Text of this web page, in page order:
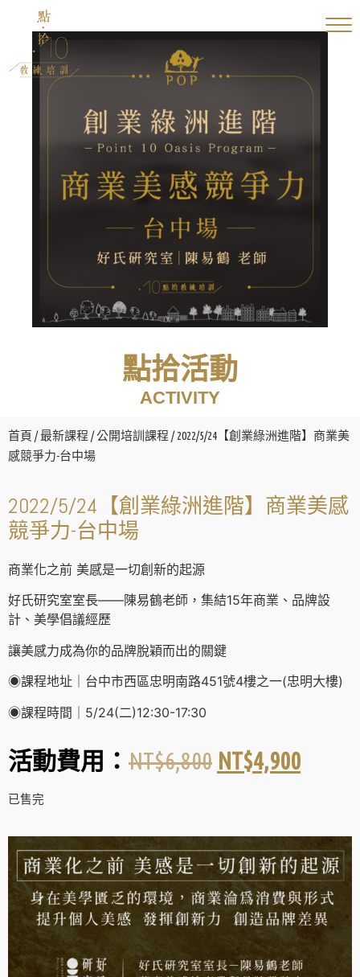
點拾活動
ACTIVITY
首頁 /最新課程 /公開培訓課程 / 2022/5/24【創業綠洲進階】商業美
感競爭力-台中場
2022/5/24【創業綠洲進階】商業美感
競爭力-台中場
商業化之前 美感是一切創新的起源
好氏研究室室長——陳易鶴老師，集結15年商業、品牌設
計、美學倡議經歷
讓美感力成為你的品牌脫穎而出的關鍵
◉課程地址｜台中市西區忠明南路451號4樓之一(忠明大樓)
◉課程時間｜5/24(二)12:30-17:30
活動費用： NT$6,800 NT$4,900
已售完